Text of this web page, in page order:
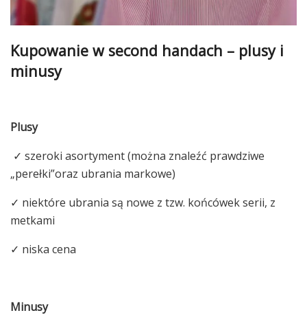
Kupowanie w second handach – plusy i
minusy
Plusy
✓ szeroki asortyment (można znaleźć prawdziwe
„perełki”oraz ubrania markowe)
✓ niektóre ubrania są nowe z tzw. końcówek serii, z
metkami
✓ niska cena
Minusy